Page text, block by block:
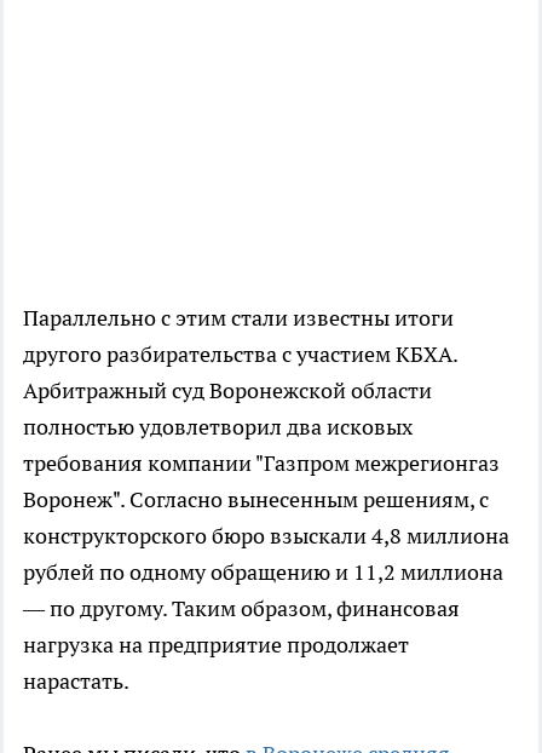
Параллельно с этим стали известны итоги
другого разбирательства с участием КБХА.
Арбитражный суд Воронежской области
полностью удовлетворил два исковых
требования компании "Газпром межрегионгаз
Воронеж". Согласно вынесенным решениям, с
конструкторского бюро взыскали 4,8 миллиона
рублей по одному обращению и 11,2 миллиона
— по другому. Таким образом, финансовая
нагрузка на предприятие продолжает
нарастать.